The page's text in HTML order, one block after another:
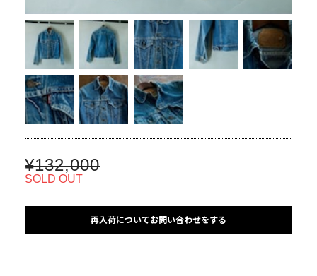
¥132,000
SOLD OUT
再入荷についてお問い合わせをする